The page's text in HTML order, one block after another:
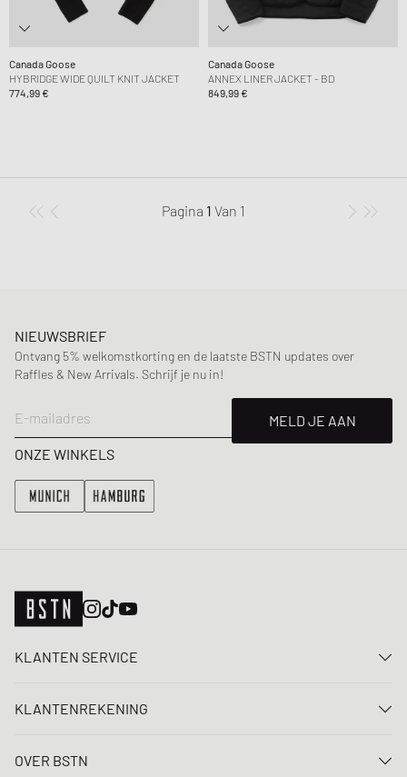
Canada Goose
HYBRIDGE WIDE QUILT KNIT JACKET
774,99 €
Canada Goose
ANNEX LINER JACKET - BD
849,99 €
Pagina 1 Van 1
NIEUWSBRIEF
Ontvang 5% welkomstkorting en de laatste BSTN updates over
Raffles & New Arrivals. Schrijf je nu in!
E-mailadres
MELD JE AAN
ONZE WINKELS
KLANTEN SERVICE
FAQ
KLANTENREKENING
Registreren
OVER BSTN